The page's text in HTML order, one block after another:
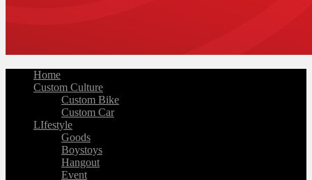
Home
Custom Culture
Custom Bike
Custom Car
LIfestyle
Goods
Boystoys
Hangout
Event